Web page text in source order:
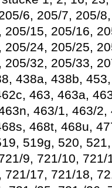
6, 205/7, 205/
205/15, 205/16,
205/24, 205/25,
205/32, 205/33,
438a, 438b,
463, 463a,
463/1, 463/
468t, 468u,
519g, 520,
9, 721/10,
721/17, 721/18,